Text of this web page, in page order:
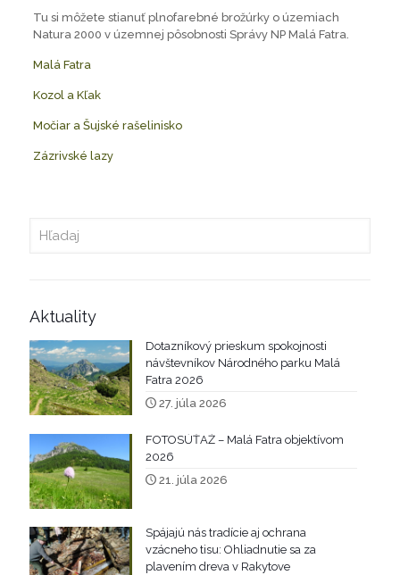
SKUEV0930 Lúčanská Fatra
Tu si môžete stianuť plnofarebné brožúrky o územiach
Natura 2000 v územnej pôsobnosti Správy NP Malá Fatra.
Malá Fatra
Kozol a Kľak
Močiar a Šujské rašelinisko
Zázrivské lazy
Aktuality
Dotazníkový prieskum spokojnosti
návštevníkov Národného parku Malá
Fatra 2026
27. júla 2026
FOTOSÚŤAŽ – Malá Fatra objektívom
2026
21. júla 2026
Spájajú nás tradície aj ochrana
vzácneho tisu: Ohliadnutie sa za
plavením dreva v Rakytove